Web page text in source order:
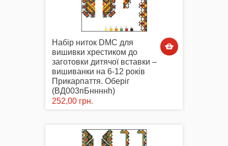
Набір ниток DMC для
вишивки хрестиком до
заготовки дитячої вставки –
вишиванки на 6-12 років
Прикарпаття. Оберіг
(ВД003пБннннh)
252,00 грн.